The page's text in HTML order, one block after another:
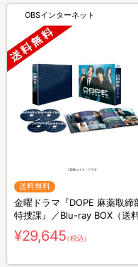
OBSインターネット
送料無料
金曜ドラマ『DOPE 麻薬取締
特捜課』／Blu-ray BOX（送
無料・4枚組）
¥29,645（税込）